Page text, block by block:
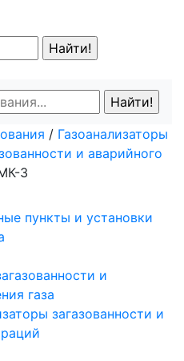
/ Газоанализаторы
и аварийного
3
пункты и установки
и
газа
загазованности и